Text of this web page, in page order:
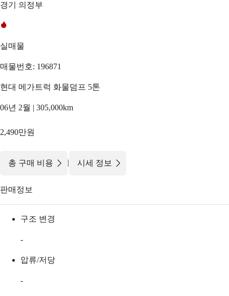
경기 의정부
실매물
매물번호: 196871
현대 메가트럭 화물덤프 5톤
06년 2월 | 305,000km
2,490만원
총 구매 비용 | 시세 정보
판매정보
구조 변경
-
압류/저당
-